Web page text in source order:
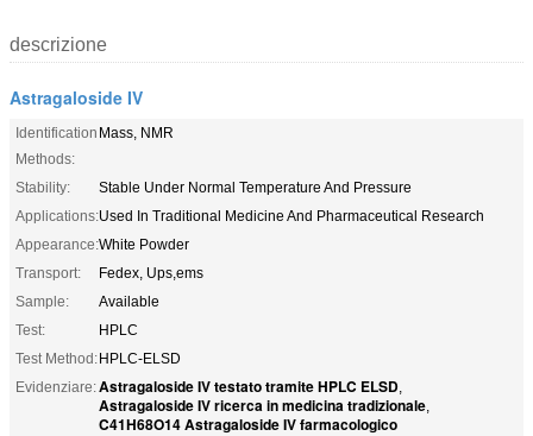
descrizione
Astragaloside IV
Identification
Methods:
Mass, NMR
Stability:
Stable Under Normal Temperature And Pressure
Applications:Used In Traditional Medicine And Pharmaceutical Research
Appearance:White Powder
Transport:
Fedex, Ups,ems
Sample:
Available
Test:
HPLC
Test Method:HPLC-ELSD
Evidenziare:Astragaloside IV testato tramite HPLC ELSD,
Astragaloside IV ricerca in medicina tradizionale,
C41H68O14 Astragaloside IV farmacologico